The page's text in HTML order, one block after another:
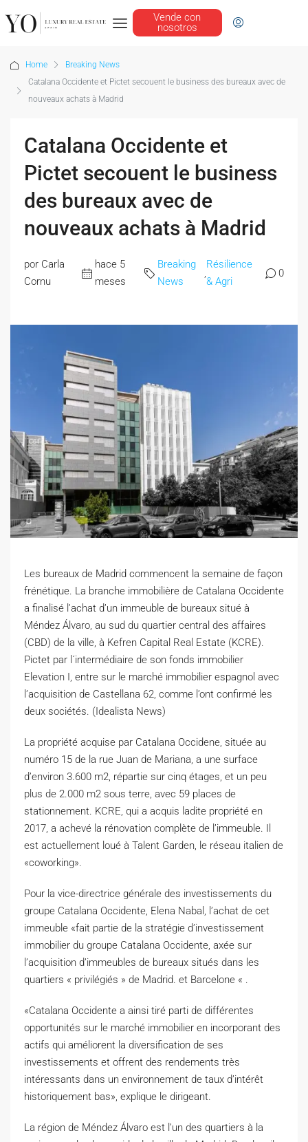
Vende con
nosotros
Home
Breaking News
Catalana Occidente et Pictet secouent le business des bureaux avec de
nouveaux achats à Madrid
Catalana Occidente et
Pictet secouent le business
des bureaux avec de
nouveaux achats à Madrid
por Carla
Cornu
hace 5
meses
Breaking
News
Résilience
& Agri
0
Les bureaux de Madrid commencent la semaine de façon
frénétique. La branche immobilière de Catalana Occidente
a finalisé l’achat d’un immeuble de bureaux situé à
Méndez Álvaro, au sud du quartier central des affaires
(CBD) de la ville, à Kefren Capital Real Estate (KCRE).
Pictet par l´intermédiaire de son fonds immobilier
Elevation I, entre sur le marché immobilier espagnol avec
l’acquisition de Castellana 62, comme l’ont confirmé les
deux sociétés. (Idealista News)
La propriété acquise par Catalana Occidene, située au
numéro 15 de la rue Juan de Mariana, a une surface
d’environ 3.600 m2, répartie sur cinq étages, et un peu
plus de 2.000 m2 sous terre, avec 59 places de
stationnement. KCRE, qui a acquis ladite propriété en
2017, a achevé la rénovation complète de l’immeuble. Il
est actuellement loué à Talent Garden, le réseau italien de
«coworking».
Pour la vice-directrice générale des investissements du
groupe Catalana Occidente, Elena Nabal, l’achat de cet
immeuble «fait partie de la stratégie d’investissement
immobilier du groupe Catalana Occidente, axée sur
l’acquisition d’immeubles de bureaux situés dans les
quartiers « privilégiés » de Madrid. et Barcelone « .
«Catalana Occidente a ainsi tiré parti de différentes
opportunités sur le marché immobilier en incorporant des
actifs qui améliorent la diversification de ses
investissements et offrent des rendements très
intéressants dans un environnement de taux d’intérêt
historiquement bas», explique le dirigeant.
La région de Méndez Álvaro est l’un des quartiers à la